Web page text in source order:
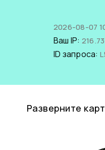
2026-08-07
Ваш IP:
ID запроса:
Разверните